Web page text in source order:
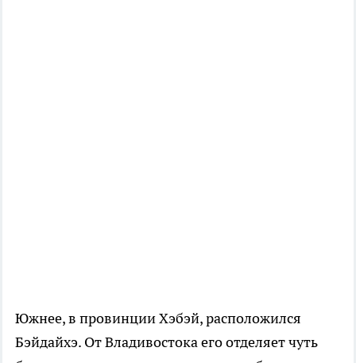
Южнее, в провинции Хэбэй, расположился
Бэйдайхэ. От Владивостока его отделяет чуть